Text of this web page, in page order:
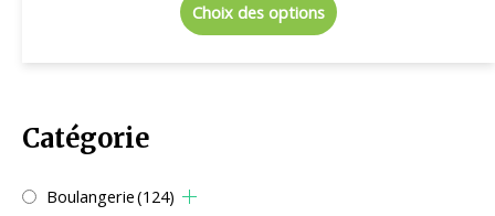
Catégorie
Boulangerie(124)
Choix des options